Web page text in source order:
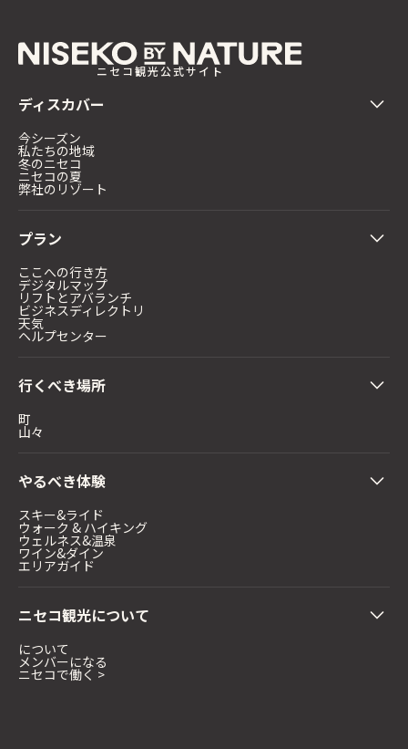
ニセコ観光公式サイト
ディスカバー
今シーズン
私たちの地域
冬のニセコ
ニセコの夏
弊社のリゾート
プラン
ここへの行き方
デジタルマップ
リフトとアバランチ
ビジネスディレクトリ
天気
ヘルプセンター
行くべき場所
町
山々
やるべき体験
スキー&ライド
ウォーク & ハイキング
ウェルネス&温泉
ワイン&ダイン
エリアガイド
ニセコ観光について
について
メンバーになる
ニセコで働く >